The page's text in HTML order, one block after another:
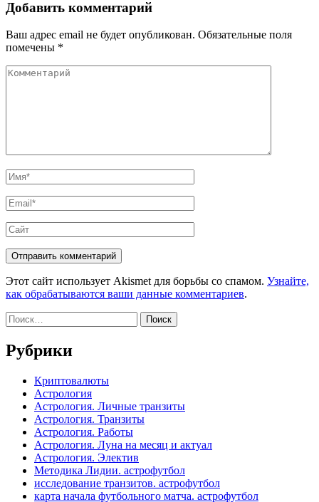
записям
Добавить комментарий
Ваш адрес email не будет опубликован. Обязательные поля
помечены *
Комментарий
Имя*
Email*
Сайт
Этот сайт использует Akismet для борьбы со спамом. Узнайте,
как обрабатываются ваши данные комментариев.
Найти:
Рубрики
Криптовалюты
Астрология
Астрология. Личные транзиты
Астрология. Транзиты
Астрология. Работы
Астрология. Луна на месяц и актуал
Астрология. Электив
Методика Лидии. астрофутбол
исследование транзитов. астрофутбол
карта начала футбольного матча. астрофутбол